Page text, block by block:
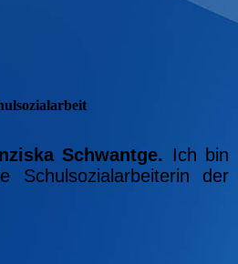
Schwantge. Ich bin
Schulsozialarbeiterin der